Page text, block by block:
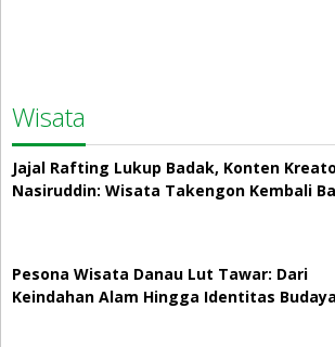
Wisata
Jajal Rafting Lukup Badak, Konten
Nasiruddin: Wisata Takengon Kembali
Pesona Wisata Danau Lut Tawar: Dari
Keindahan Alam Hingga Identitas Budaya